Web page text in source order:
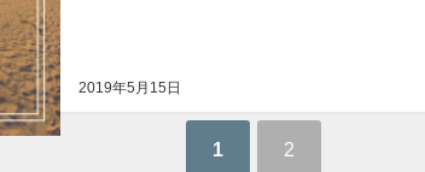
2019年5月15日
1 2